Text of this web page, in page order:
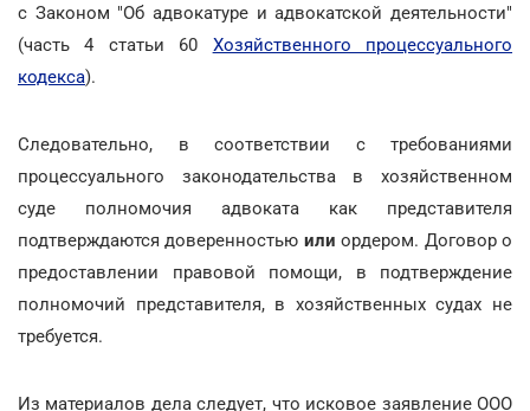
с Законом "Об адвокатуре и адвокатской деятельности"
(часть 4 статьи 60 Хозяйственного процессуального
кодекса).
Следовательно, в соответствии с требованиями
процессуального законодательства в хозяйственном
суде полномочия адвоката как представителя
подтверждаются доверенностью илиордером. Договор о
предоставлении правовой помощи, в подтверждение
полномочий представителя, в хозяйственных судах не
требуется.
Из материалов дела следует, что исковое заявление ООО